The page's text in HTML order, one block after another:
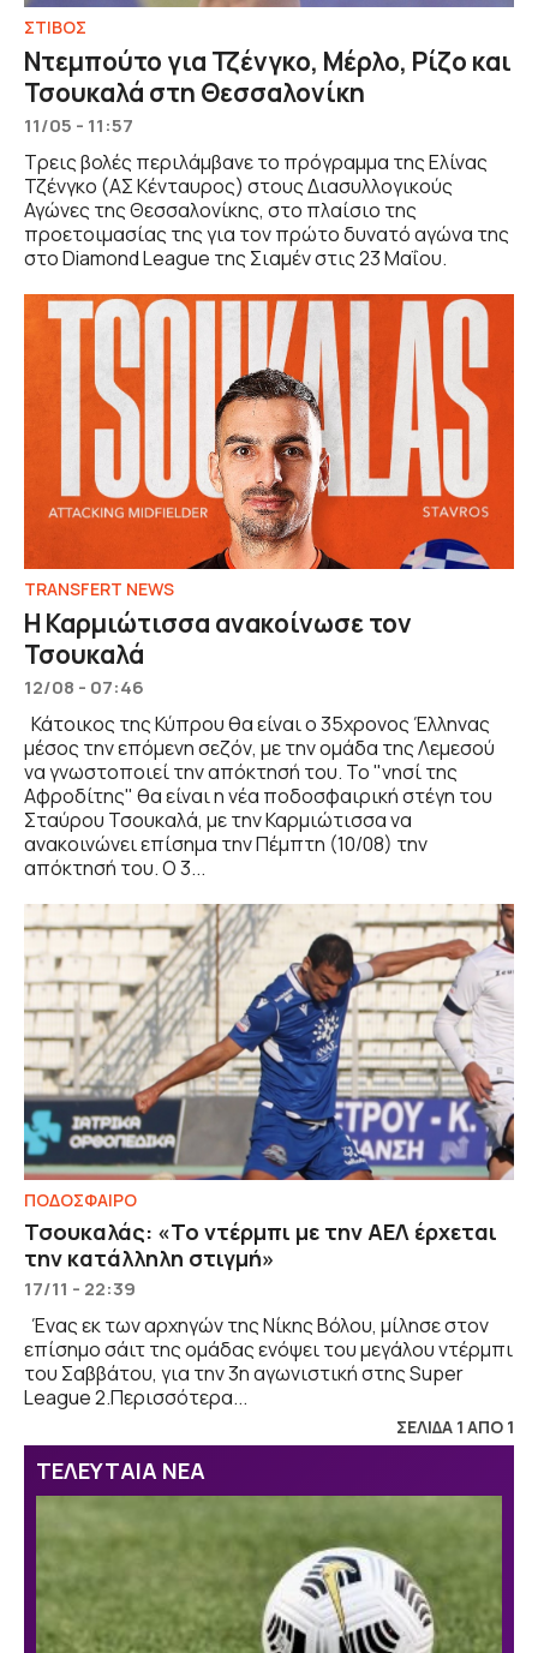
ΣΤΙΒΟΣ
Ντεμπούτο για Τζένγκο, Μέρλο, Ρίζο και
Τσουκαλά στη Θεσσαλονίκη
11/05 - 11:57
Τρεις βολές περιλάμβανε το πρόγραμμα της Ελίνας
Τζένγκο (ΑΣ Κένταυρος) στους Διασυλλογικούς
Αγώνες της Θεσσαλονίκης, στο πλαίσιο της
προετοιμασίας της για τον πρώτο δυνατό αγώνα της
στο Diamond League της Σιαμέν στις 23 Μαΐου.
TRANSFERT NEWS
Η Καρμιώτισσα ανακοίνωσε τον
Τσουκαλά
12/08 - 07:46
Κάτοικος της Κύπρου θα είναι ο 35χρονος Έλληνας
μέσος την επόμενη σεζόν, με την ομάδα της Λεμεσού
να γνωστοποιεί την απόκτησή του. Το "νησί της
Αφροδίτης" θα είναι η νέα ποδοσφαιρική στέγη του
Σταύρου Τσουκαλά, με την Καρμιώτισσα να
ανακοινώνει επίσημα την Πέμπτη (10/08) την
απόκτησή του. Ο 3...
ΠΟΔΟΣΦΑΙΡΟ
Τσουκαλάς: «Το ντέρμπι με την ΑΕΛ έρχεται
την κατάλληλη στιγμή»
17/11 - 22:39
Ένας εκ των αρχηγών της Νίκης Βόλου, μίλησε στον
επίσημο σάιτ της ομάδας ενόψει του μεγάλου ντέρμπι
του Σαββάτου, για την 3η αγωνιστική στης Super
League 2.Περισσότερα...
ΣΕΛΙΔΑ 1 ΑΠΟ 1
ΤΕΛΕΥΤΑΙΑ ΝΕΑ